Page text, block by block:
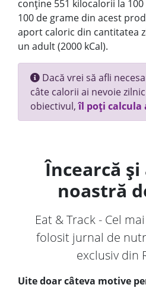
conține 551 kilocalorii la
100 de grame din acest
aport caloric din cantitatea
un adult (2000 kCal).
Dacă vrei să afli
câte calorii ai nevoie
obiectivul,îl poți calcula
Încearcă
noastră
Eat & Track - Cel
folosit jurnal de
exclusiv din
Uite doar câteva motive